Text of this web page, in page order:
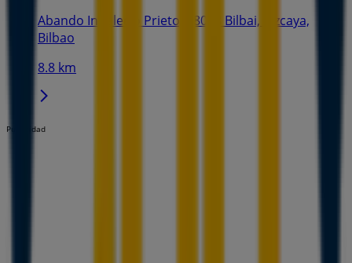
Abando Indalecio Prieto, 48008 Bilbai, Vizcaya,
Bilbao
8.8 km
Publicidad